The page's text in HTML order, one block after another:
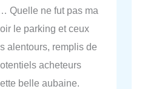
Quelle ne fut pas ma
le parking et ceux
alentours, remplis de
acheteurs
belle aubaine.